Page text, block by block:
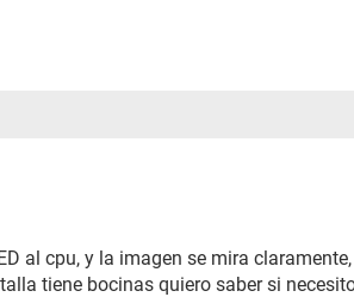
al cpu, y la imagen se mira
tiene bocinas quiero saber si